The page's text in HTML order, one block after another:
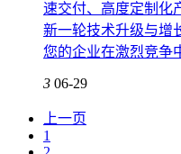
速交付、高度定制化
新一轮技术升级与增
您的企业在激烈竞争
3 06-29
上一页
1